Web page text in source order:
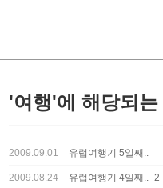
'여행'에 해당되는
2009.09.01 유럽여행기 5일째..
2009.08.24 유럽여행기 4일째.. -2